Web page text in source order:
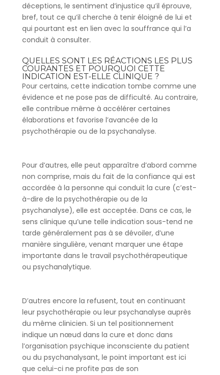
déceptions, le sentiment d’injustice qu’il éprouve,
bref, tout ce qu’il cherche à tenir éloigné de lui et
qui pourtant est en lien avec la souffrance qui l’a
conduit à consulter.
QUELLES SONT LES RÉACTIONS LES PLUS
COURANTES ET POURQUOI CETTE
INDICATION EST-ELLE CLINIQUE ?
Pour certains, cette indication tombe comme une
évidence et ne pose pas de difficulté. Au contraire,
elle contribue même à accélérer certaines
élaborations et favorise l’avancée de la
psychothérapie ou de la psychanalyse.
Pour d’autres, elle peut apparaître d’abord comme
non comprise, mais du fait de la confiance qui est
accordée à la personne qui conduit la cure (c’est-
à-dire de la psychothérapie ou de la
psychanalyse), elle est acceptée. Dans ce cas, le
sens clinique qu’une telle indication sous-tend ne
tarde généralement pas à se dévoiler, d’une
manière singulière, venant marquer une étape
importante dans le travail psychothérapeutique
ou psychanalytique.
D’autres encore la refusent, tout en continuant
leur psychothérapie ou leur psychanalyse auprès
du même clinicien. Si un tel positionnement
indique un nœud dans la cure et donc dans
l’organisation psychique inconsciente du patient
ou du psychanalysant, le point important est ici
que celui-ci ne profite pas de son